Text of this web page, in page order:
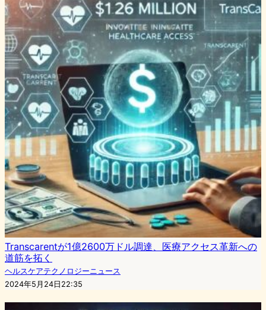
Transcarentが1億2600万ドル調達、医療アクセス革新への
道筋を拓く
ヘルスケアテクノロジーニュース
2024年5月24日22:35